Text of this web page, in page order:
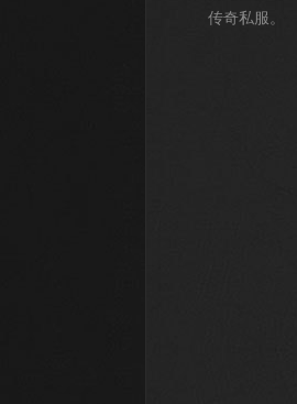
传奇私服。